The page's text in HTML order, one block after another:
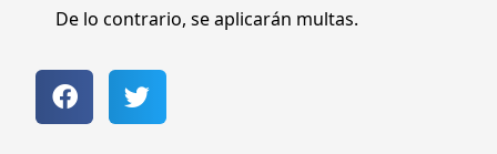
De lo contrario, se aplicarán multas.